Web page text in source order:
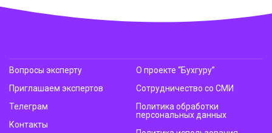
Вопросы эксперту
Приглашаем экспертов
Телеграм
Контакты
О проекте “Бухгуру”
Сотрудничество со СМИ
Политика обработки
персональных данных